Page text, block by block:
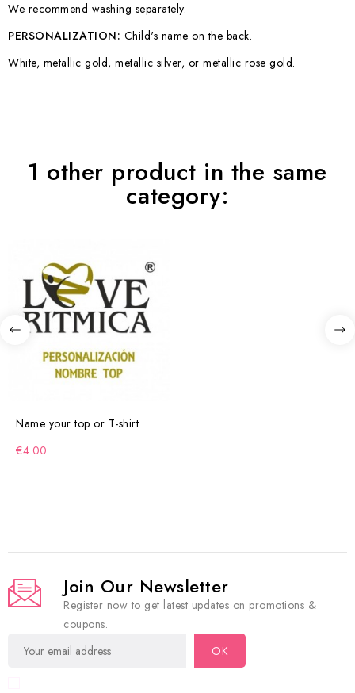
We recommend washing separately.
PERSONALIZATION: Child's name on the back.
White, metallic gold, metallic silver, or metallic rose gold.
1 other product in the same
category:
Name your top or T-shirt
€4.00
Join Our Newsletter
Register now to get latest updates on promotions &
coupons.